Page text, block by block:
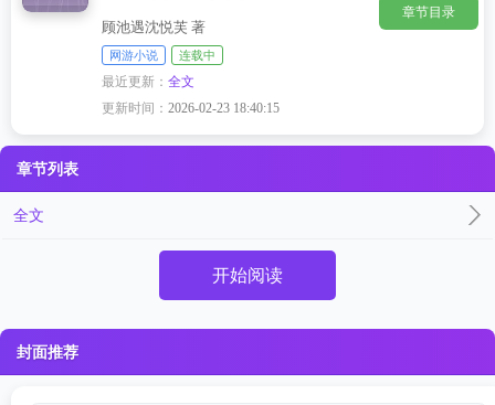
顾池遇沈悦芙 著
网游小说 连载中
最近更新：全文
更新时间：2026-02-23 18:40:15
章节目录
章节列表
全文
开始阅读
封面推荐